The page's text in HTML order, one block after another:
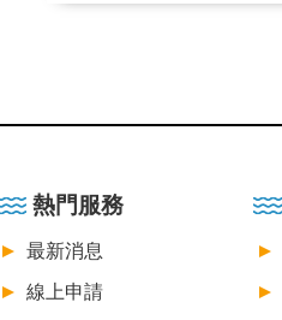
熱門服務
最新消息
線上申請